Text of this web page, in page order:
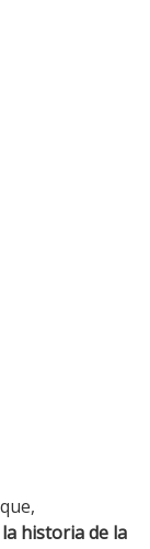
historia de la